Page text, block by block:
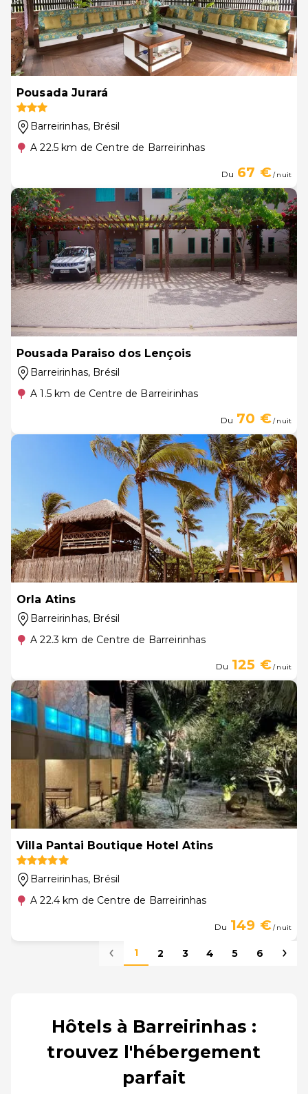
Pousada Jurará
Barreirinhas, Brésil
A 22.5 km de Centre de Barreirinhas
Du 67 €/ nuit
Pousada Paraiso dos Lençois
Barreirinhas, Brésil
A 1.5 km de Centre de Barreirinhas
Du 70 €/ nuit
Orla Atins
Barreirinhas, Brésil
A 22.3 km de Centre de Barreirinhas
Du 125 €/ nuit
Villa Pantai Boutique Hotel Atins
Barreirinhas, Brésil
A 22.4 km de Centre de Barreirinhas
Du 149 €/ nuit
1 2 3 4 5 6
Hôtels à Barreirinhas :
trouvez l'hébergement
parfait